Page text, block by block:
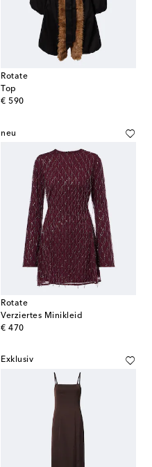
Rotate
Top
€ 590
original price
neu
Rotate
Verziertes Minikleid
€ 470
original price
Exklusiv